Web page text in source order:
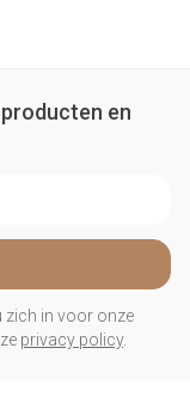
en
zich in voor onze
privacy policy.